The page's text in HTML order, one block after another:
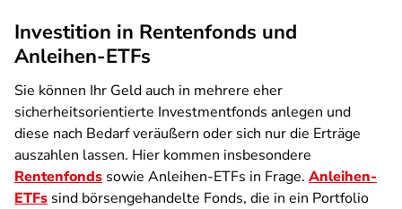
Investition in Rentenfonds und
Anleihen-ETFs
Sie können Ihr Geld auch in mehrere eher
sicherheitsorientierte Investmentfonds anlegen und
diese nach Bedarf veräußern oder sich nur die Erträge
auszahlen lassen. Hier kommen insbesondere
Rentenfonds sowie Anleihen-ETFs in Frage. Anleihen-
ETFs sind börsengehandelte Fonds, die in ein Portfolio